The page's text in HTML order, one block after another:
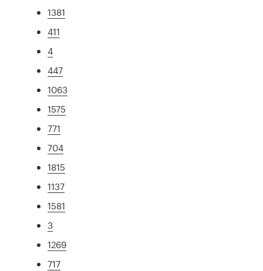
1381
411
4
447
1063
1575
771
704
1815
1137
1581
3
1269
717